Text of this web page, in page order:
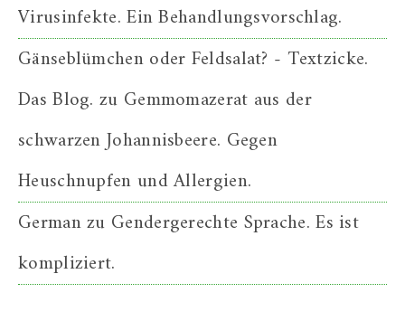
Virusinfekte. Ein Behandlungsvorschlag.
Gänseblümchen oder Feldsalat? - Textzicke.
Das Blog. zu Gemmomazerat aus der
schwarzen Johannisbeere. Gegen
Heuschnupfen und Allergien.
Germanzu Gendergerechte Sprache. Es ist
kompliziert.